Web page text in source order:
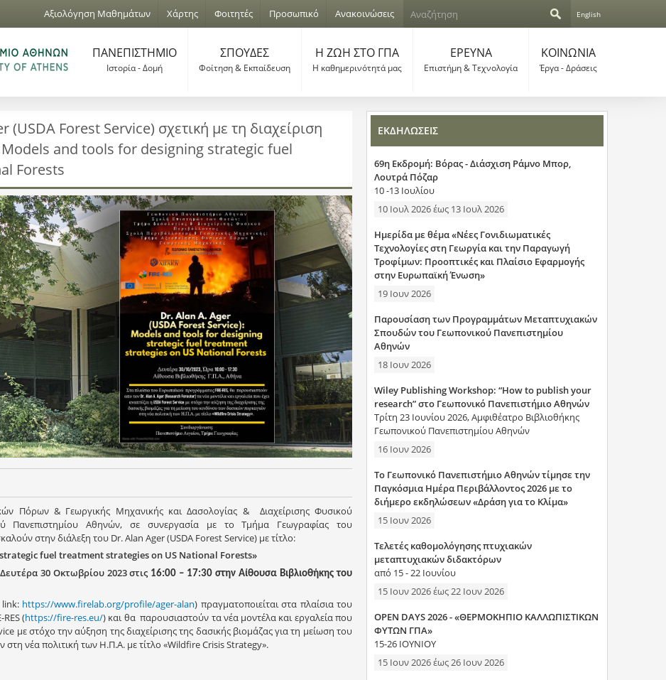
Jump to navigation
Αξιολόγηση Μαθημάτων Χάρτης Φοιτητές Προσωπικό Ανακοινώσεις
Φ
μ
α
α
ν
ζ
ή
η
σ
η
ς
ζ
ή
τ
σ
η
English
ΠΑΝΕΠΙΣΤΗΜΙΟ
Ιστορία - Δομή
ΣΠΟΥΔΕΣ
Φοίτηση & Εκπαίδευση
Η ΖΩΗ ΣΤΟ ΓΠΑ
Η καθημερινότητά μας
ΕΡΕΥΝΑ
Επιστήμη & Τεχνολογία
ΚΟΙΝΩΝΙΑ
Έργα - Δράσεις
Forest Service) σχετική με τη διαχείριση
Models and tools for designing strategic fuel
Forests
Πόρων & Γεωργικής Μηχανικής και Δασολογίας & Διαχείρισης Φυσικού
Πανεπιστημίου Αθηνών, σε συνεργασία με το Τμήμα Γεωγραφίας του
στην διάλεξη του Dr. Alan Ager (USDA Forest Service) με τίτλο:
fuel treatment strategies on US National Forests»
Δευτέρα 30 Οκτωβρίου 2023 στις 16:00 – 17:30 στην Αίθουσα Βιβλιοθήκης του
https://www.firelab.org/profile/ager-alan) πραγματοποιείται στα πλαίσια του
(https://fire-res.eu/) και θα παρουσιαστούν τα νέα μοντέλα και εργαλεία που
με στόχο την αύξηση της διαχείρισης της δασικής βιομάζας για τη μείωση του
νέα πολιτική των Η.Π.Α. με τίτλο «Wildfire Crisis Strategy».
ΕΚΔΗΛΩΣΕΙΣ
69η Εκδρομή: Βόρας - Διάσχιση Ράμνο Μπορ,
Λουτρά Πόζαρ
10 -13 Ιουλίου
10 Ιουλ 2026έως 13 Ιουλ 2026
Ημερίδα με θέμα «Νέες Γονιδιωματικές
Τεχνολογίες στη Γεωργία και την Παραγωγή
Τροφίμων: Προοπτικές και Πλαίσιο Εφαρμογής
στην Ευρωπαϊκή Ένωση»
19 Ιουν 2026
Παρουσίαση των Προγραμμάτων Μεταπτυχιακών
Σπουδών του Γεωπονικού Πανεπιστημίου
Αθηνών
18 Ιουν 2026
Wiley Publishing Workshop: “How to publish your
research” στο Γεωπονικό Πανεπιστήμιο Αθηνών
Τρίτη 23 Ιουνίου 2026, Αμφιθέατρο Βιβλιοθήκης
Γεωπονικού Πανεπιστημίου Αθηνών
16 Ιουν 2026
Το Γεωπονικό Πανεπιστήμιο Αθηνών τίμησε την
Παγκόσμια Ημέρα Περιβάλλοντος 2026 με το
διήμερο εκδηλώσεων «Δράση για το Κλίμα»
15 Ιουν 2026
Τελετές καθομολόγησης πτυχιακών
μεταπτυχιακών διδακτόρων
από 15 - 22 Ιουνίου
15 Ιουν 2026έως 22 Ιουν 2026
OPEN DAYS 2026 - «ΘΕΡΜΟΚΗΠΙΟ ΚΑΛΛΩΠΙΣΤΙΚΩΝ
ΦΥΤΩΝ ΓΠΑ»
15-26 ΙΟΥΝΙΟΥ
15 Ιουν 2026έως 26 Ιουν 2026